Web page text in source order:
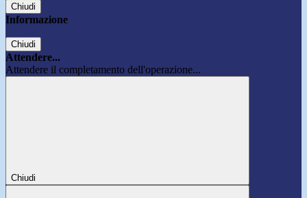
Chiudi
Informazione
Chiudi
Attendere...
Attendere il completamento dell'operazione...
Chiudi